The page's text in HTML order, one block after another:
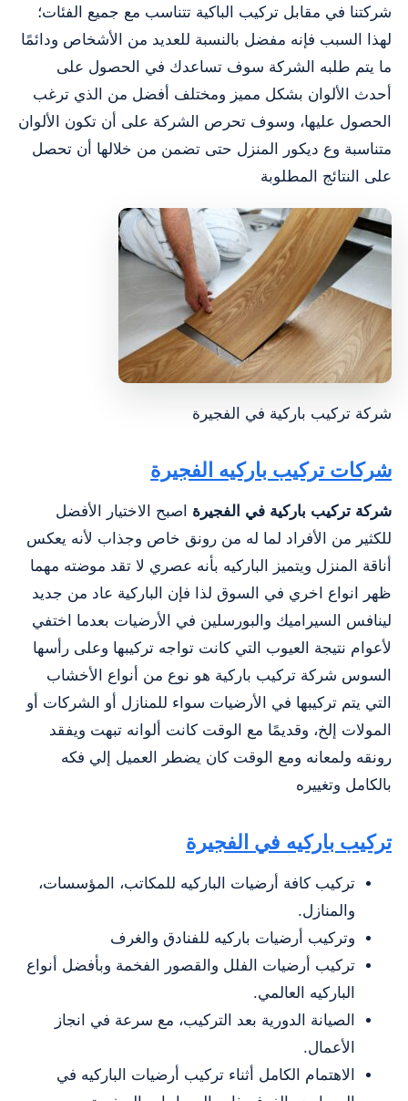
شركتنا في مقابل تركيب الباكية تتناسب مع جميع الفئات؛
لهذا السبب فإنه مفضل بالنسبة للعديد من الأشخاص ودائمًا
ما يتم طلبه الشركة سوف تساعدك في الحصول على
أحدث الألوان بشكل مميز ومختلف أفضل من الذي ترغب
الحصول عليها، وسوف تحرص الشركة على أن تكون الألوان
متناسبة وع ديكور المنزل حتى تضمن من خلالها أن تحصل
على النتائج المطلوبة
شركة تركيب باركية في الفجيرة
‏شركات تركيب باركيه الفجيرة
شركة تركيب باركية في الفجيرة اصبح الاختيار الأفضل
للكثير من الأفراد لما له من رونق خاص وجذاب لأنه يعكس
أناقة المنزل ويتميز الباركيه بأنه عصري لا تقد موضته مهما
ظهر انواع اخري في السوق لذا فإن الباركية عاد من جديد
لينافس السيراميك والبورسلين في الأرضيات بعدما اختفي
لأعوام نتيجة العيوب التي كانت تواجه تركيبها وعلى رأسها
السوس شركة تركيب باركية هو نوع من أنواع الأخشاب
التي يتم تركيبها في الأرضيات سواء للمنازل أو الشركات أو
المولات إلخ، وقديمًا مع الوقت كانت ألوانه تبهت ويفقد
رونقه ولمعانه ومع الوقت كان يضطر العميل إلي فكه
بالكامل وتغييره
‏تركيب باركيه في الفجيرة
تركيب كافة أرضيات الباركيه للمكاتب، المؤسسات،
والمنازل.
وتركيب أرضيات باركيه للفنادق والغرف
تركيب أرضيات الفلل والقصور الفخمة وبأفضل أنواع
الباركيه العالمي.
الصيانة الدورية بعد التركيب، مع سرعة في انجاز
الأعمال.
الاهتمام الكامل أثناء تركيب أرضيات الباركيه في